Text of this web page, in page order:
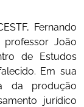
Fernando
professor João
de Estudos
Em sua
da produção
jurídico